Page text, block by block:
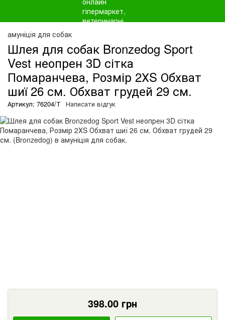
амуніція для собак
Шлея для собак Bronzedog Sport
Vest неопрен 3D сітка
Помаранчева, Розмір 2ХS Обхват
шиї 26 см. Обхват грудей 29 см.
Артикул: 76204/Т Написати відгук
398.00 грн